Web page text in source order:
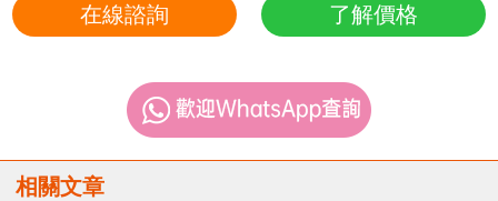
在線諮詢 了解價格
相關文章